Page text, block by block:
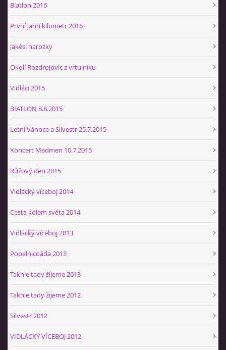
Biatlon 2016
První jarní kilometr 2016
Jakési narozky
Okolí Rozdrojovic z vrtulníku
Vidláci 2015
BIATLON 8.8.2015
Letní Vánoce a Silvestr 25.7.2015
Koncert Madmen 10.7.2015
Růžový den 2015
Vidlácký víceboj 2014
Cesta kolem světa 2014
Vidlácký víceboj 2013
Popelnicoáda 2013
Takhle tady žijeme 2013
Takhle tady žijeme 2012
Silvestr 2012
VIDLÁCKÝ VÍCEBOJ 2012